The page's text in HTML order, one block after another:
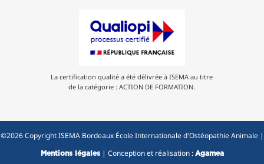
La certification qualité a été délivrée à ISEMA au titre
de la catégorie : ACTION DE FORMATION.
©2026 Copyright ISEMA Bordeaux École Internationale d'Ostéopathie Animale |
Mentions légales| Conception et réalisation : Agamea